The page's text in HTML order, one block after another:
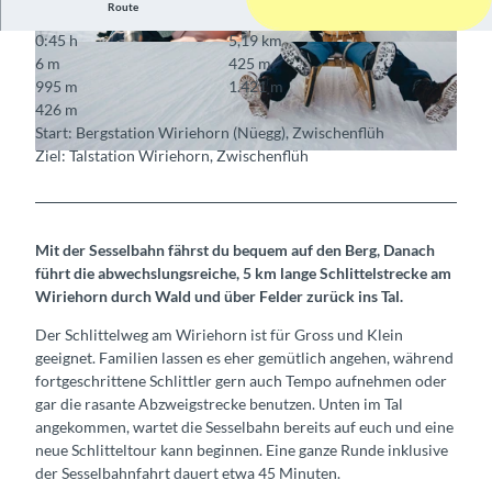
© Phil Wenger, Wiriehornbahnen
© Phil Wenger, Wiriehornbahnen
Route
0:45 h
5,19 km
6 m
425 m
995 m
1.421 m
426 m
Start: Bergstation Wiriehorn (Nüegg), Zwischenflüh
Ziel: Talstation Wiriehorn, Zwischenflüh
Mit der Sesselbahn fährst du bequem auf den Berg, Danach
führt die abwechslungsreiche, 5 km lange Schlittelstrecke am
Wiriehorn durch Wald und über Felder zurück ins Tal.
Der Schlittelweg am Wiriehorn ist für Gross und Klein
geeignet. Familien lassen es eher gemütlich angehen, während
fortgeschrittene Schlittler gern auch Tempo aufnehmen oder
gar die rasante Abzweigstrecke benutzen. Unten im Tal
angekommen, wartet die Sesselbahn bereits auf euch und eine
neue Schlitteltour kann beginnen. Eine ganze Runde inklusive
der Sesselbahnfahrt dauert etwa 45 Minuten.